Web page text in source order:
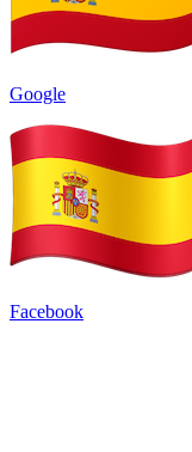
Google
Facebook